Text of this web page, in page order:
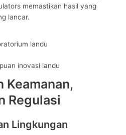
memastikan hasil yang
lancar.
Keamanan,
Regulasi
Lingkungan